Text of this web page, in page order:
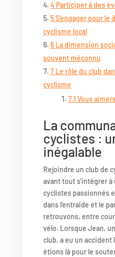
4 Participer à des
5S’engager pour le
cyclisme local
6 La dimension
souvent méconnu
7 Le rôle du club
cyclisme
7.1 Vous
La
cyclistes :
inégalable
Rejoindre un club de
avant tout s’intégrer
cyclistes passionnés
dans l’entraide et le
retrouvons, entre
vélo. Lorsque Jean,
club, a eu un accident
étions là pour le